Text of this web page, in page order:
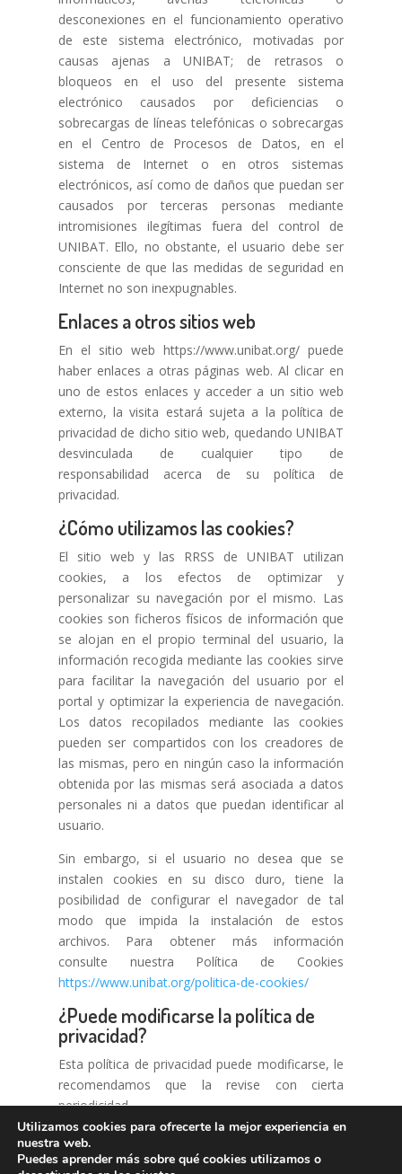
desconexiones en el funcionamiento operativo
de este sistema electrónico, motivadas por
causas ajenas a UNIBAT; de retrasos o
bloqueos en el uso del presente sistema
electrónico causados por deficiencias o
sobrecargas de líneas telefónicas o sobrecargas
en el Centro de Procesos de Datos, en el
sistema de Internet o en otros sistemas
electrónicos, así como de daños que puedan ser
causados por terceras personas mediante
intromisiones ilegítimas fuera del control de
UNIBAT. Ello, no obstante, el usuario debe ser
consciente de que las medidas de seguridad en
Internet no son inexpugnables.
Enlaces a otros sitios web
En el sitio web https://www.unibat.org/ puede
haber enlaces a otras páginas web. Al clicar en
uno de estos enlaces y acceder a un sitio web
externo, la visita estará sujeta a la política de
privacidad de dicho sitio web, quedando UNIBAT
desvinculada de cualquier tipo de
responsabilidad acerca de su política de
privacidad.
¿Cómo utilizamos las cookies?
El sitio web y las RRSS de UNIBAT utilizan
cookies, a los efectos de optimizar y
personalizar su navegación por el mismo. Las
cookies son ficheros físicos de información que
se alojan en el propio terminal del usuario, la
información recogida mediante las cookies sirve
para facilitar la navegación del usuario por el
portal y optimizar la experiencia de navegación.
Los datos recopilados mediante las cookies
pueden ser compartidos con los creadores de
las mismas, pero en ningún caso la información
obtenida por las mismas será asociada a datos
personales ni a datos que puedan identificar al
usuario.
Sin embargo, si el usuario no desea que se
instalen cookies en su disco duro, tiene la
posibilidad de configurar el navegador de tal
modo que impida la instalación de estos
archivos. Para obtener más información
consulte nuestra Política de Cookies
https://www.unibat.org/politica-de-cookies/
¿Puede modificarse la política de
privacidad?
Esta política de privacidad puede modificarse, le
recomendamos que la revise con cierta
periodicidad.
Aviso legal
Utilizamos cookies para ofrecerte la mejor experiencia en
nuestra web.
Puedes aprender más sobre qué cookies utilizamos o